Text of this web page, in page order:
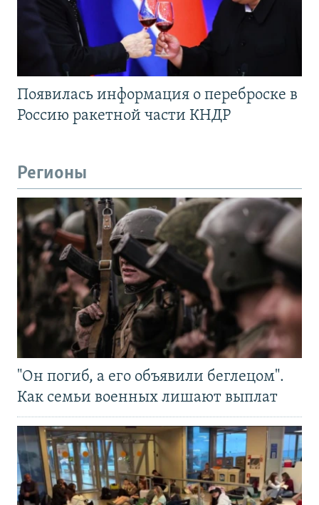
Появилась информация о переброске в
Россию ракетной части КНДР
Регионы
"Он погиб, а его объявили беглецом".
Как семьи военных лишают выплат